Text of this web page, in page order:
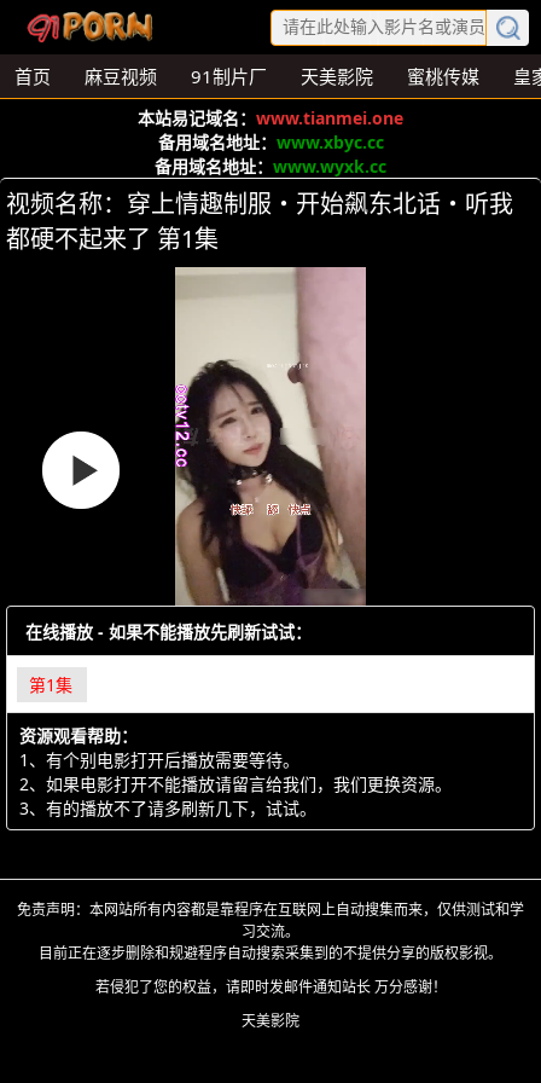
首页 麻豆视频 91制片厂 天美影院 蜜桃传媒 皇
本站易记域名： www.tianmei.one
备用域名地址： www.xbyc.cc
备用域名地址： www.wyxk.cc
视频名称：穿上情趣制服・开始飙东北话・听我
都硬不起来了 第1集
在线播放 - 如果不能播放先刷新试试：
第1集
资源观看帮助：
1、有个别电影打开后播放需要等待。
2、如果电影打开不能播放请留言给我们，我们更换资源。
3、有的播放不了请多刷新几下，试试。
免责声明：本网站所有内容都是靠程序在互联网上自动搜集而来，仅供测试和学
习交流。
目前正在逐步删除和规避程序自动搜索采集到的不提供分享的版权影视。
若侵犯了您的权益，请即时发邮件通知站长 万分感谢！
天美影院